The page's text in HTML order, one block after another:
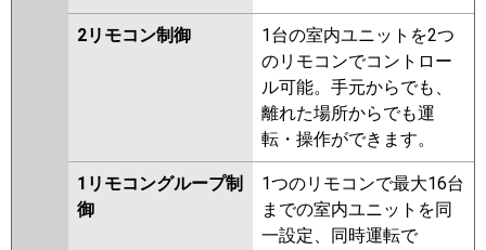
2リモコン制御
1台の室内ユニットを2つ
のリモコンでコントロー
ル可能。手元からでも、
離れた場所からでも運
転・操作ができます。
1リモコングループ制
御
1つのリモコンで最大16台
までの室内ユニットを同
一設定、同時運転で